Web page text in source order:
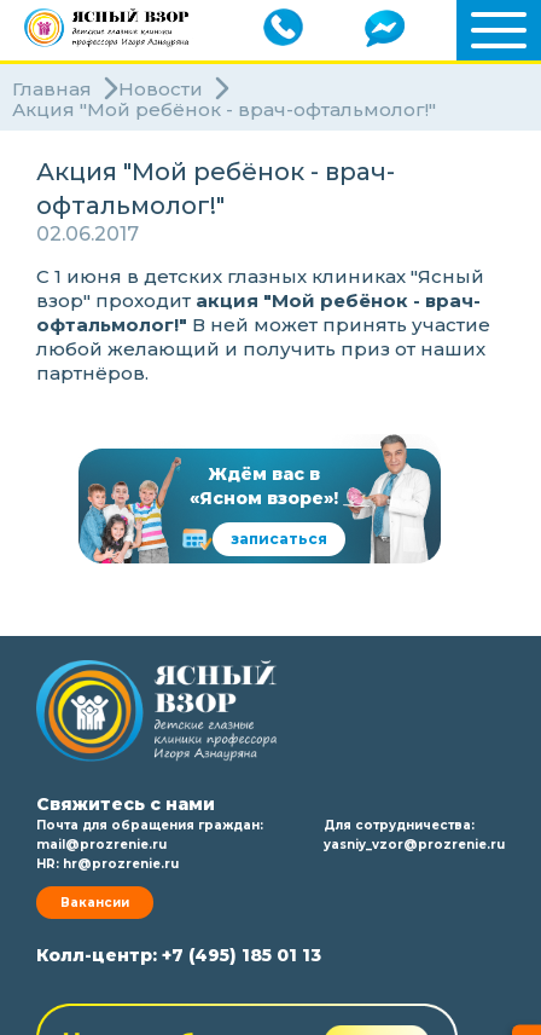
Главная
Новости
Акция "Мой ребёнок - врач-офтальмолог!"
Акция "Мой ребёнок - врач-
офтальмолог!"
02.06.2017
С 1 июня в детских глазных клиниках "Ясный
взор" проходит акция "Мой ребёнок - врач-
офтальмолог!" В ней может принять участие
любой желающий и получить приз от наших
партнёров.
Ждём вас в
«Ясном взоре»!
записаться
Свяжитесь с нами
Почта для обращения граждан:
mail@prozrenie.ru
HR: hr@prozrenie.ru
Вакансии
Для сотрудничества:
yasniy_vzor@prozrenie.ru
Колл-центр: +7 (495) 185 01 13